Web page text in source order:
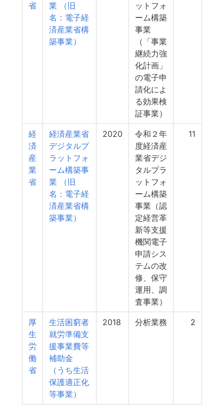
省
業 （旧
名：電子経
済産業省構
築事業）
ットフォ
ーム構築
事業
（「事業
継続力強
化計画」
の電子申
請化によ
る効果検
証事業）
経
済
産
業
省
経済産業省
デジタルプ
ラットフォ
ーム構築事
業 （旧
名：電子経
済産業省構
築事業）
2020
令和２年
度経済産
業省デジ
タルプラ
ットフォ
ーム構築
事業（認
定経営革
新等支援
機関電子
申請シス
テムの改
修、保守
運用、調
査事業）
11
厚
生
労
働
省
生活困窮者
就労準備支
援事業費等
補助金
（うち生活
保護適正化
等事業）
2018 分析業務 2